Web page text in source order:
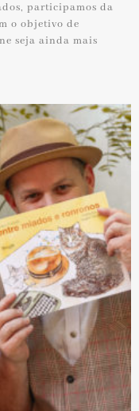
participamos da
o objetivo de
seja ainda mais